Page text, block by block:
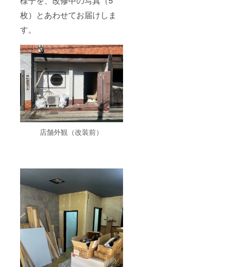
枚）とあわせてお届けしま
す。
店舗外観（改装前）